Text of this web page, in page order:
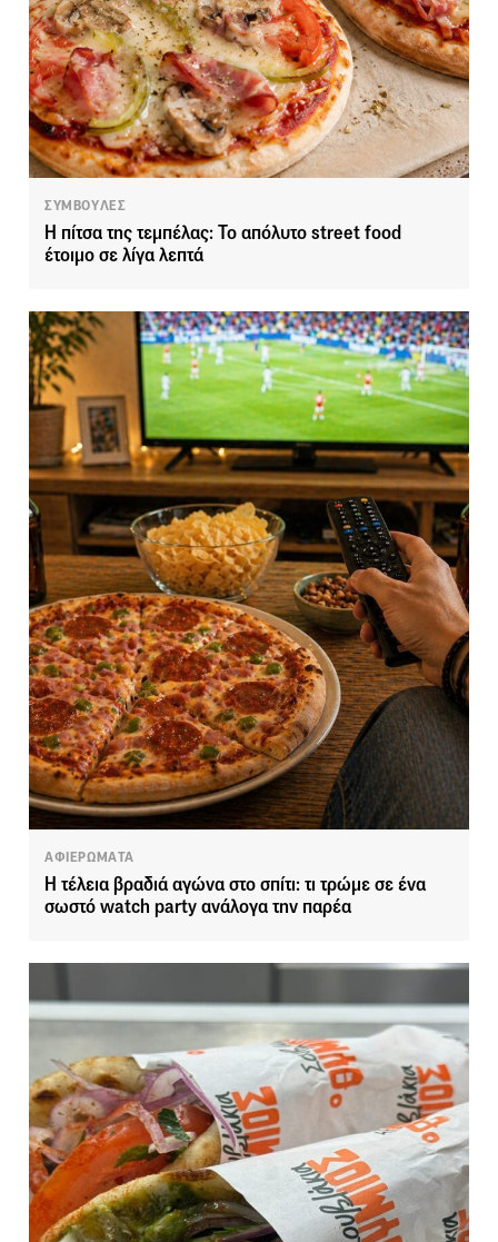
ΣΥΜΒΟΥΛΕΣ
Η πίτσα της τεμπέλας: Το απόλυτο street food
έτοιμο σε λίγα λεπτά
ΑΦΙΕΡΩΜΑΤΑ
Η τέλεια βραδιά αγώνα στο σπίτι: τι τρώμε σε ένα
σωστό watch party ανάλογα την παρέα